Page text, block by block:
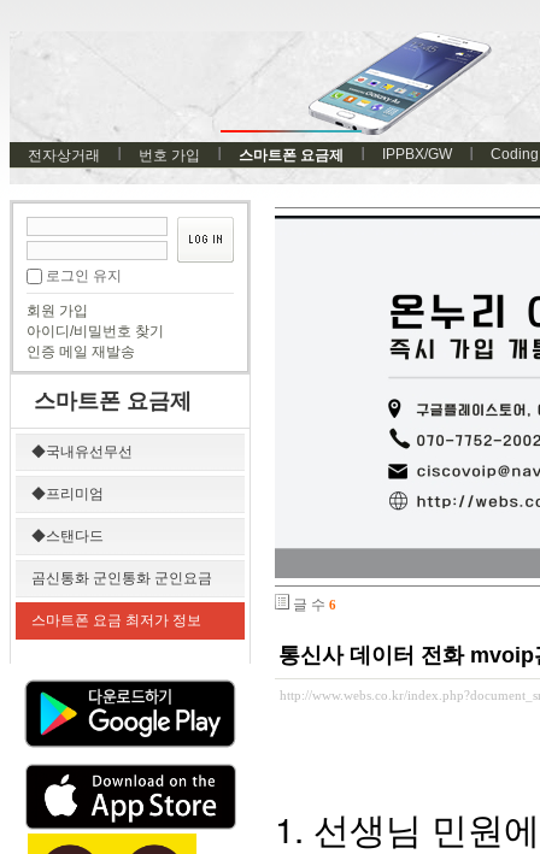
전자상거래 번호 가입 스마트폰 요금제 IPPBX/GW Coding
로그인 유지
회원 가입
아이디/비밀번호 찾기
인증 메일 재발송
스마트폰 요금제
◆국내유선무선
◆프리미엄
◆스탠다드
곰신통화 군인통화 군인요금
스마트폰 요금 최저가 정보
글 수 6
통신사 데이터 전화
http://www.webs.co.kr/
1. 선생님 민원